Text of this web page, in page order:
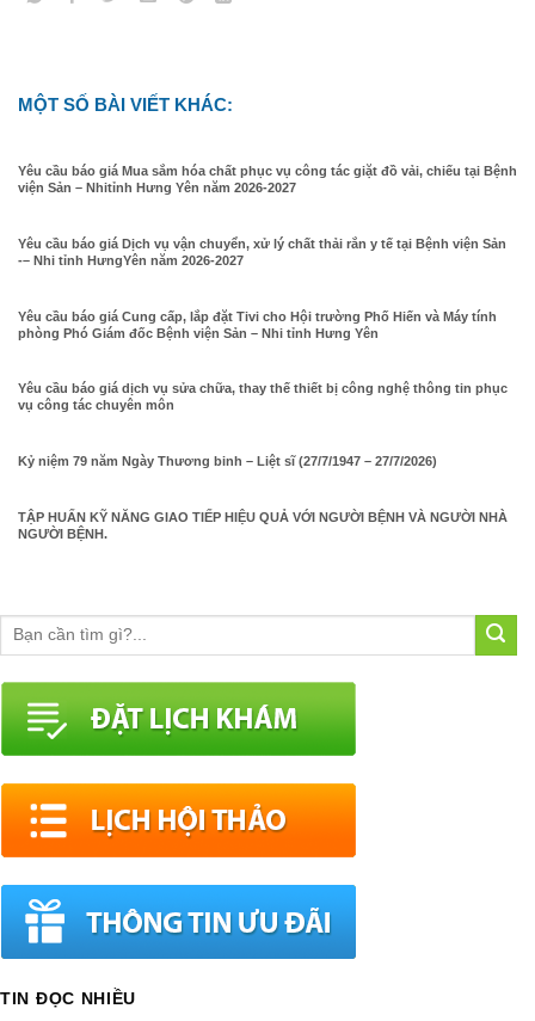
TIN ĐỌC NHIỀU
MỘT SỐ BÀI VIẾT KHÁC:
Yêu cầu báo giá Mua sắm hóa chất phục vụ công tác giặt đồ vải, chiếu tại Bệnh
viện Sản – Nhitỉnh Hưng Yên năm 2026-2027
Yêu cầu báo giá Dịch vụ vận chuyển, xử lý chất thải rắn y tế tại Bệnh viện Sản
-– Nhi tỉnh HưngYên năm 2026-2027
Yêu cầu báo giá Cung cấp, lắp đặt Tivi cho Hội trường Phố Hiến và Máy tính
phòng Phó Giám đốc Bệnh viện Sản – Nhi tỉnh Hưng Yên
Yêu cầu báo giá dịch vụ sửa chữa, thay thế thiết bị công nghệ thông tin phục
vụ công tác chuyên môn
Kỷ niệm 79 năm Ngày Thương binh – Liệt sĩ (27/7/1947 – 27/7/2026)
TẬP HUẤN KỸ NĂNG GIAO TIẾP HIỆU QUẢ VỚI NGƯỜI BỆNH VÀ NGƯỜI NHÀ
NGƯỜI BỆNH.